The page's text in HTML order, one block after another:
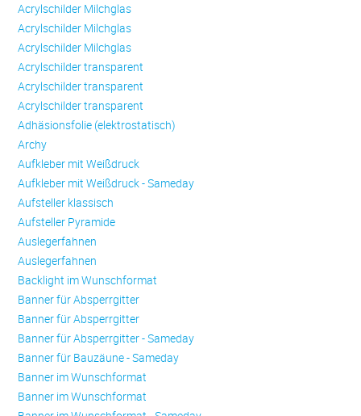
Acrylschilder Milchglas
Acrylschilder Milchglas
Acrylschilder Milchglas
Acrylschilder transparent
Acrylschilder transparent
Acrylschilder transparent
Adhäsionsfolie (elektrostatisch)
Archy
Aufkleber mit Weißdruck
Aufkleber mit Weißdruck - Sameday
Aufsteller klassisch
Aufsteller Pyramide
Auslegerfahnen
Auslegerfahnen
Backlight im Wunschformat
Banner für Absperrgitter
Banner für Absperrgitter
Banner für Absperrgitter - Sameday
Banner für Bauzäune - Sameday
Banner im Wunschformat
Banner im Wunschformat